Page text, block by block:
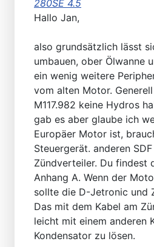
280SE 4.5
Hallo Jan,
also grundsätzlich lässt
umbauen, ober Ölwanne
ein wenig weitere
vom alten Motor.
M117.982 keine Hydros
gab es aber glaube ich
Europäer Motor ist,
Steuergerät. anderen
Zündverteiler. Du findest
Anhang A. Wenn der
sollte die D-Jetronic und
Das mit dem Kabel am
leicht mit einem anderen
Kondensator zu lösen.